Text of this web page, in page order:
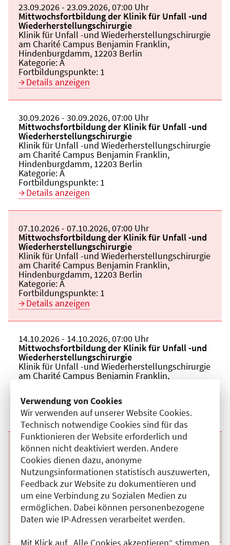
Verwendung von Cookies
Wir verwenden auf unserer Website Cookies.
Technisch notwendige Cookies sind für das
Funktionieren der Website erforderlich und
können nicht deaktiviert werden. Andere
Cookies dienen dazu, anonyme
Nutzungsinformationen statistisch auszuwerten,
Feedback zur Website zu dokumentieren und
um eine Verbindung zu Sozialen Medien zu
ermöglichen. Dabei können personenbezogene
Daten wie IP-Adressen verarbeitet werden.
Mit Klick auf „Alle Cookies akzeptieren“ stimmen
Beginn:
23.09.2026Ende und Anfangszeit:
- 23.09.2026,07:00 Uhr
Veranstaltungstitel:
Mittwochsfortbildung der Klinik für Unfall -und
Wiederherstellungschirurgie
Veranstaltungsort:
Klinik für Unfall -und Wiederherstellungschirurgie
am Charité Campus Benjamin Franklin,
Hindenburgdamm, 12203 Berlin
Kategorie:A
Fortbildungspunkte: 1
Details anzeigen
Beginn:
30.09.2026Ende und Anfangszeit:
- 30.09.2026,07:00 Uhr
Veranstaltungstitel:
Mittwochsfortbildung der Klinik für Unfall -und
Wiederherstellungschirurgie
Veranstaltungsort:
Klinik für Unfall -und Wiederherstellungschirurgie
am Charité Campus Benjamin Franklin,
Hindenburgdamm, 12203 Berlin
Kategorie:A
Fortbildungspunkte: 1
Details anzeigen
Beginn:
07.10.2026Ende und Anfangszeit:
- 07.10.2026,07:00 Uhr
Veranstaltungstitel:
Mittwochsfortbildung der Klinik für Unfall -und
Wiederherstellungschirurgie
Veranstaltungsort:
Klinik für Unfall -und Wiederherstellungschirurgie
am Charité Campus Benjamin Franklin,
Hindenburgdamm, 12203 Berlin
Kategorie:A
Fortbildungspunkte: 1
Details anzeigen
Beginn:
14.10.2026Ende und Anfangszeit:
- 14.10.2026,07:00 Uhr
Veranstaltungstitel:
Mittwochsfortbildung der Klinik für Unfall -und
Wiederherstellungschirurgie
Veranstaltungsort:
Klinik für Unfall -und Wiederherstellungschirurgie
am Charité Campus Benjamin Franklin,
Fortbildungspunkte:1
Details anzeigen
Beginn:
21.10.2026Ende und Anfangszeit:
-21.10.2026,07:00 Uhr
Veranstaltungstitel:
Mittwochsfortbildung der Klinik für Unfall -und
Wiederherstellungschirurgie
Veranstaltungsort:
Klinik für Unfall -und Wiederherstellungschirurgie
am Charité Campus Benjamin Franklin,
Hindenburgdamm, 12203 Berlin
Kategorie:A
Fortbildungspunkte:1
Details anzeigen